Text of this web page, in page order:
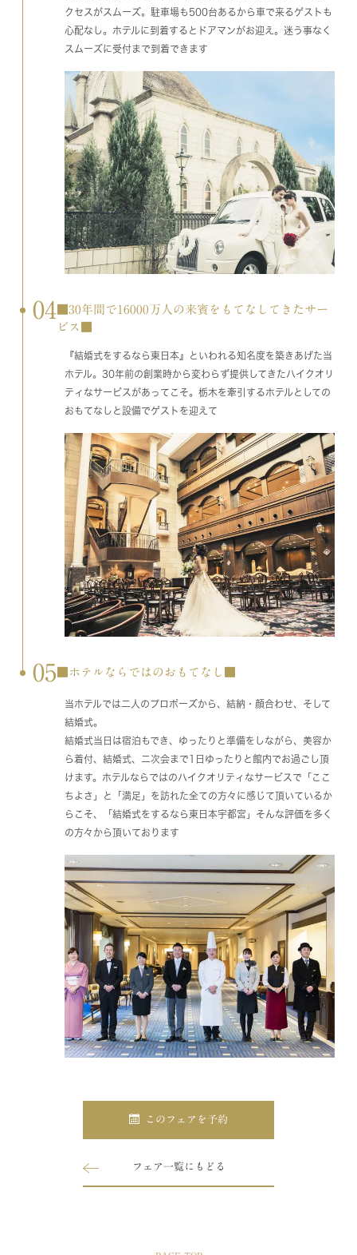
クセスがスムーズ。駐車場も500台あるから車で来るゲストも
心配なし。ホテルに到着するとドアマンがお迎え。迷う事なく
スムーズに受付まで到着できます
04 ■30年間で16000万人の来賓をもてなしてきたサー
ビス■
『結婚式をするなら東日本』といわれる知名度を築きあげた当
ホテル。30年前の創業時から変わらず提供してきたハイクオリ
ティなサービスがあってこそ。栃木を牽引するホテルとしての
おもてなしと設備でゲストを迎えて
05 ■ホテルならではのおもてなし■
当ホテルでは二人のプロポーズから、結納・顔合わせ、そして
結婚式。
結婚式当日は宿泊もでき、ゆったりと準備をしながら、美容か
ら着付、結婚式、二次会まで1日ゆったりと館内でお過ごし頂
けます。ホテルならではのハイクオリティなサービスで「ここ
ちよさ」と「満足」を訪れた全ての方々に感じて頂いているか
らこそ、「結婚式をするなら東日本宇都宮」そんな評価を多く
の方々から頂いております
このフェアを予約
フェア一覧にもどる